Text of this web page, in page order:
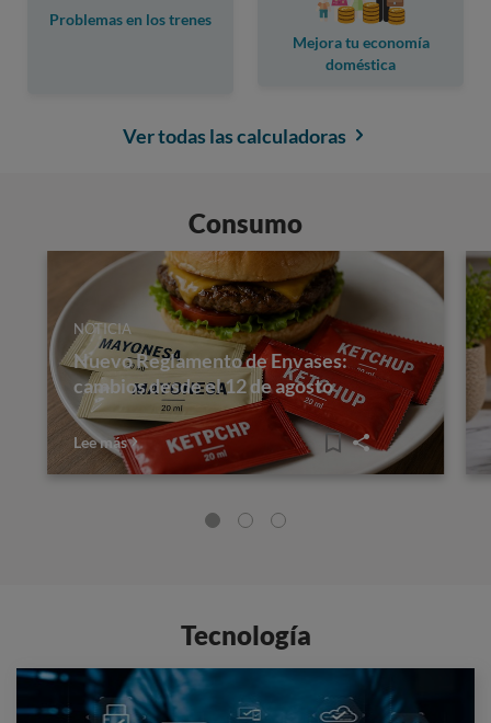
Problemas en los trenes
Mejora tu economía
doméstica
Ver todas las calculadoras
Consumo
NOTICIA
Nuevo Reglamento de Envases:
cambios desde el 12 de agosto
Lee más
Tecnología